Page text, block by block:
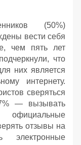
(50%)
вести себя
чем пять лет
что
них является
интернету.
сверяться
— вызывать
официальные
отзывы на
электронные